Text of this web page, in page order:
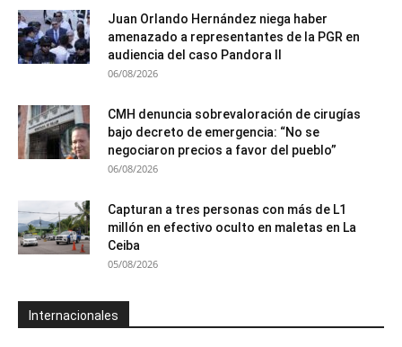
Juan Orlando Hernández niega haber
amenazado a representantes de la PGR en
audiencia del caso Pandora II
06/08/2026
CMH denuncia sobrevaloración de cirugías
bajo decreto de emergencia: “No se
negociaron precios a favor del pueblo”
06/08/2026
Capturan a tres personas con más de L1
millón en efectivo oculto en maletas en La
Ceiba
05/08/2026
Internacionales